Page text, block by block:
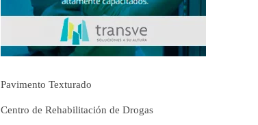
Pavimento Texturado
Centro de Rehabilitación de Drogas